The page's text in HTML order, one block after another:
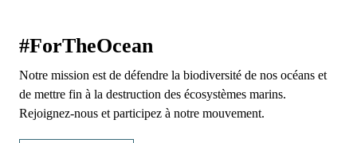
#ForTheOcean
Notre mission est de défendre la biodiversité de nos océans et
de mettre fin à la destruction des écosystèmes marins.
Rejoignez-nous et participez à notre mouvement.